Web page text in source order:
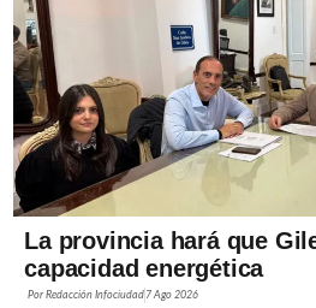
La provincia hará que
capacidad energética
PorRedacción Infociudad 7 Ago 2026